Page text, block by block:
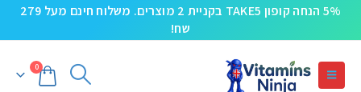
5% הנחה קופון TAKE5 בקניית 2 מוצרים. משלוח חינם מעל 279
שח!
0